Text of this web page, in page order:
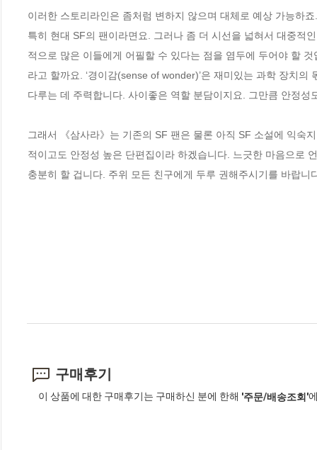
이러한 스토리라인은 좀처럼 변하지 않으며 대체로 예상 가능하
특히 현대 SF의 팬이라면요. 그러나 좀 더 시선을 넓혀서 대중적
적으로 많은 이들에게 어필할 수 있다는 점을 염두에 두어야 할
라고 할까요. ‘경이감(sense of wonder)’은 재미있는 과학 장치
다루는 데 주력합니다. 사이좋은 역할 분담이지요. 그만큼 안정성
그래서 《삼사라》는 기존의 SF 팬은 물론 아직 SF 소설에 익숙
적이고도 안정성 높은 단편집이라 하겠습니다. 느긋한 마음으로
충분히 할 겁니다. 주위 모든 친구에게 두루 권해주시기를 바랍니
구매후기
이 상품에 대한 구매후기는 구매하신 분에 한해 '주문/배송조회'